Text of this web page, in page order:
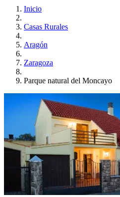
Inicio
Casas Rurales
Aragón
Zaragoza
Parque natural del Moncayo